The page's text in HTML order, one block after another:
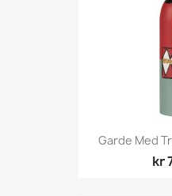
Garde Med
kr